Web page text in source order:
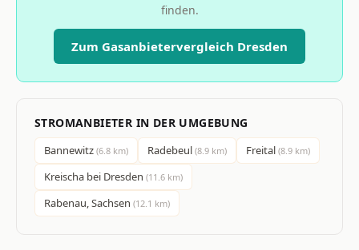
finden.
Zum Gasanbietervergleich Dresden
STROMANBIETER IN DER UMGEBUNG
Bannewitz (6.8 km) Radebeul (8.9 km) Freital (8.9 km)
Kreischa bei Dresden (11.6 km)
Rabenau, Sachsen (12.1 km)